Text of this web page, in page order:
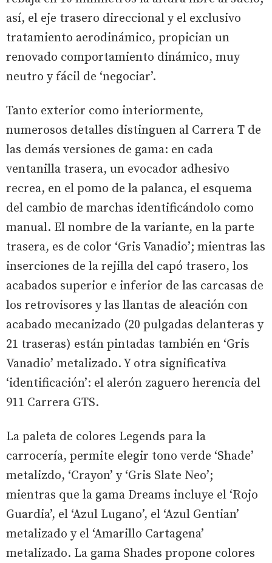
así, el eje trasero direccional y el exclusivo
tratamiento aerodinámico, propician un
renovado comportamiento dinámico, muy
neutro y fácil de ‘negociar’.
Tanto exterior como interiormente,
numerosos detalles distinguen al Carrera T de
las demás versiones de gama: en cada
ventanilla trasera, un evocador adhesivo
recrea, en el pomo de la palanca, el esquema
del cambio de marchas identificándolo como
manual. El nombre de la variante, en la parte
trasera, es de color ‘Gris Vanadio’; mientras las
inserciones de la rejilla del capó trasero, los
acabados superior e inferior de las carcasas de
los retrovisores y las llantas de aleación con
acabado mecanizado (20 pulgadas delanteras y
21 traseras) están pintadas también en ‘Gris
Vanadio’ metalizado. Y otra significativa
‘identificación’: el alerón zaguero herencia del
911 Carrera GTS.
La paleta de colores Legends para la
carrocería, permite elegir tono verde ‘Shade’
metalizdo, ‘Crayon’ y ‘Gris Slate Neo’;
mientras que la gama Dreams incluye el ‘Rojo
Guardia’, el ‘Azul Lugano’, el ‘Azul Gentian’
metalizado y el ‘Amarillo Cartagena’
metalizado. La gama Shades propone colores